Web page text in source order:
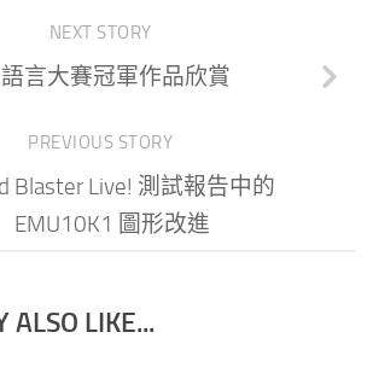
NEXT STORY
言大賽冠軍作品欣賞
PREVIOUS STORY
Blaster Live! 測試報告中的
EMU10K1 圖形改進
ALSO LIKE...